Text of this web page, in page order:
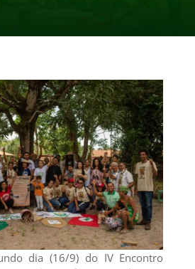
dia (16/9) do IV Encontro